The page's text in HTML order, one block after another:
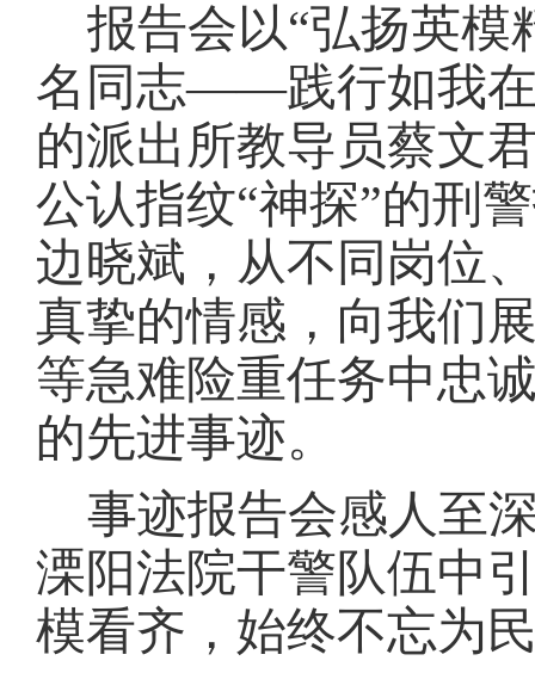
报告会以“弘扬英模
名同志——践行如我在
的派出所教导员蔡文
公认指纹“神探”的刑
边晓斌，从不同岗位
真挚的情感，向我们
等急难险重任务中忠
的先进事迹。
事迹报告会感人至
溧阳法院干警队伍中
模看齐，始终不忘为